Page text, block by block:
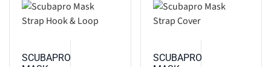
SCUBAPRO
SCUBAPRO